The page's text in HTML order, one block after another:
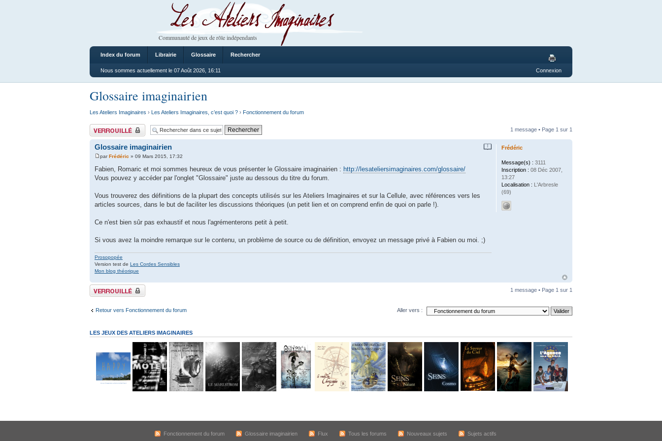
Les Ateliers Imaginaires
Communauté de jeux de rôle indépendants
Index du forum Librairie Glossaire Rechercher
Nous sommes actuellement le 07 Août 2026, 16:11 Connexion
Glossaire imaginairien
Les Ateliers Imaginaires › Les Ateliers Imaginaires, c’est quoi ? › Fonctionnement du forum
Sujet verrouillé 1 message • Page 1 sur 1
Glossaire imaginairien
parFrédéric » 09 Mars 2015, 17:32
Fabien, Romaric et moi sommes heureux de vous présenter le Glossaire imaginairien : http://lesateliersimaginaires.com/glossaire/
Vous pouvez y accéder par l'onglet "Glossaire" juste au dessous du titre du forum.
Vous trouverez des définitions de la plupart des concepts utilisés sur les Ateliers Imaginaires et sur la Cellule, avec références vers les
articles sources, dans le but de faciliter les discussions théoriques (un petit lien et on comprend enfin de quoi on parle !).
Ce n'est bien sûr pas exhaustif et nous l'agrémenterons petit à petit.
Si vous avez la moindre remarque sur le contenu, un problème de source ou de définition, envoyez un message privé à Fabien ou moi. ;)
Prosopopée
Version test de Les Cordes Sensibles
Mon blog théorique
Frédéric
Message(s) : 3111
Inscription : 08 Déc 2007,
13:27
Localisation : L'Arbresle
(69)
Sujet verrouillé 1 message • Page 1 sur 1
Retour vers Fonctionnement du forum Aller vers :
LES JEUX DES ATELIERS IMAGINAIRES
Fonctionnement du forum Glossaire imaginairien Flux Tous les forums Nouveaux sujets Sujets actifs